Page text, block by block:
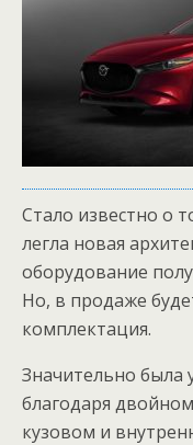
Стало известно о
легла новая
оборудование
Но, в продаже
комплектация.
Значительно была
благодаря
кузовом и